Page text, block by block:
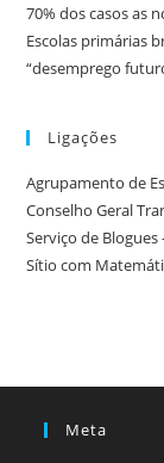
70% dos casos as
Escolas primárias
“desemprego
Ligações
Agrupamento de
Conselho Geral
Serviço de Blogues
Sítio com
Meta